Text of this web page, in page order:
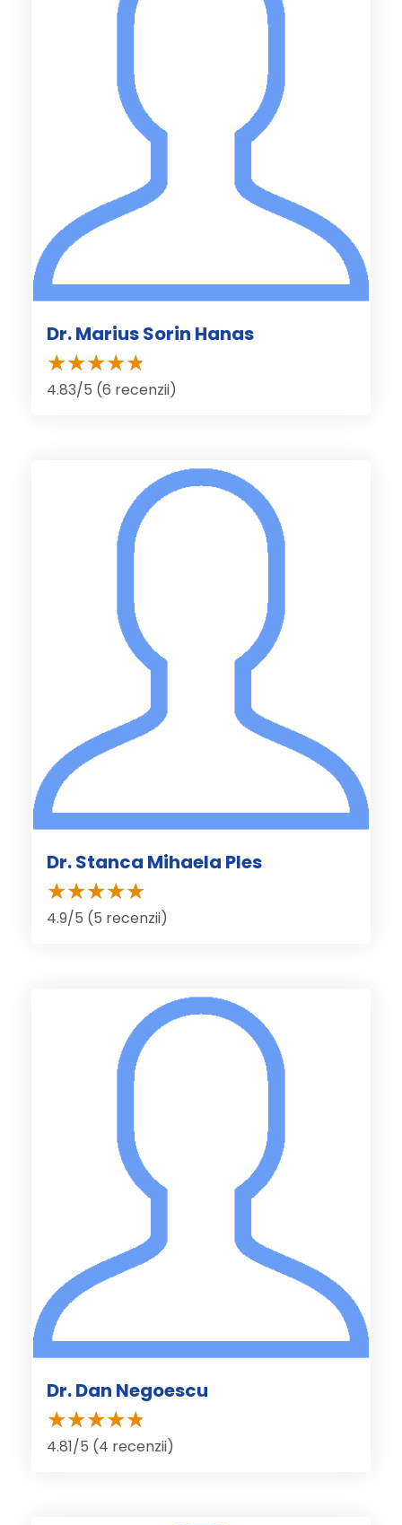
Dr. Marius Sorin Hanas
4.83/5 (6 recenzii)
Dr. Stanca Mihaela Ples
4.9/5 (5 recenzii)
Dr. Dan Negoescu
4.81/5 (4 recenzii)